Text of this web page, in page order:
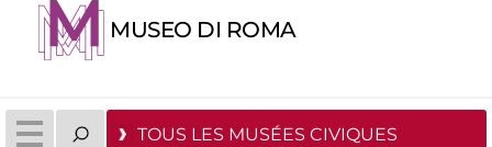
MUSEO DI ROMA
TOUS LES MUSÉES CIVIQUES